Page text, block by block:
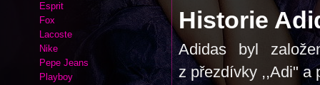
Historie
Adidas byl
z přezdívky ,,Adi" a
Esprit
Fox
Lacoste
Nike
Pepe Jeans
Playboy